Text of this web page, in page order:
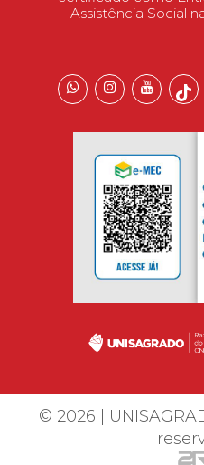
Assistência Social
© 2026 |